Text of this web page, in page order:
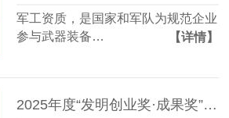
军工资质，是国家和军队为规范企业
参与武器装备…
【详情】
2025年度“发明创业奖·成果奖”申报指南